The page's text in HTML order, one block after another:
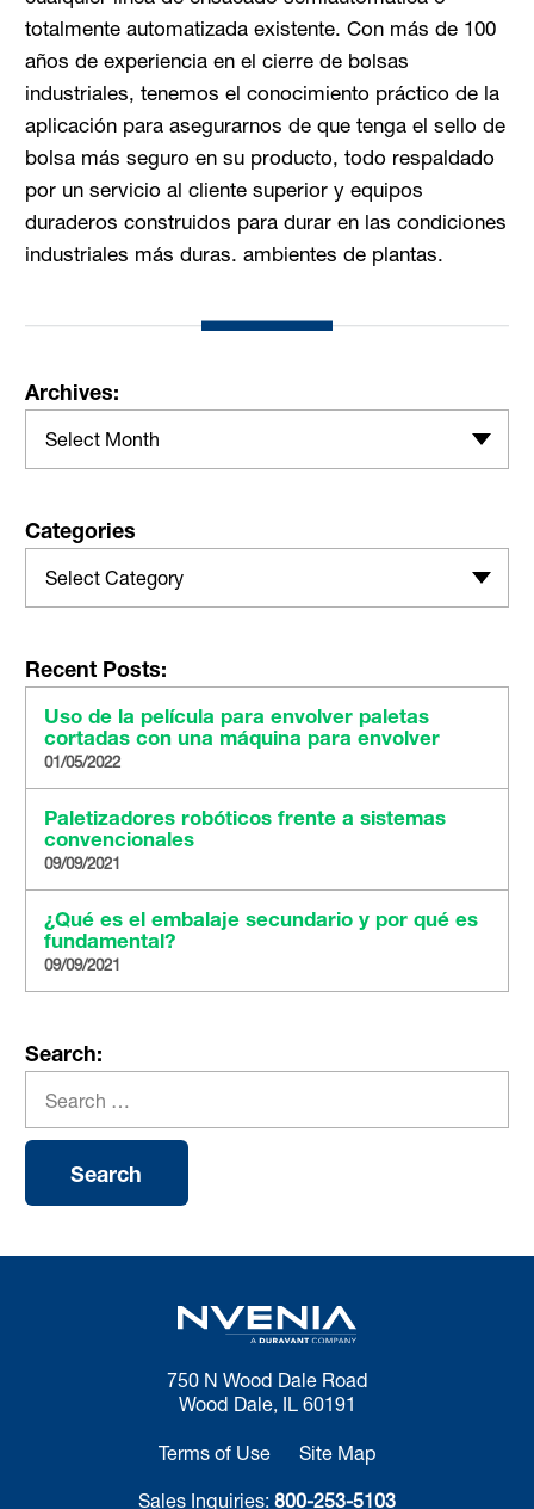
totalmente automatizada existente. Con más de 100
años de experiencia en el cierre de bolsas
industriales, tenemos el conocimiento práctico de la
aplicación para asegurarnos de que tenga el sello de
bolsa más seguro en su producto, todo respaldado
por un servicio al cliente superior y equipos
duraderos construidos para durar en las condiciones
industriales más duras. ambientes de plantas.
Archives:
Select Month
Categories
Select Category
Recent Posts:
Uso de la película para envolver paletas
cortadas con una máquina para envolver
01/05/2022
Paletizadores robóticos frente a sistemas
convencionales
09/09/2021
¿Qué es el embalaje secundario y por qué es
fundamental?
09/09/2021
Search:
750 N Wood Dale Road
Wood Dale, IL 60191
Terms of Use Site Map
Sales Inquiries: 800-253-5103